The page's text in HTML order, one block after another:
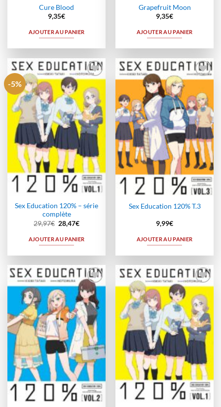
Cure Blood
9,35€
AJOUTER AU PANIER
Grapefruit Moon
9,35€
AJOUTER AU PANIER
-5%
à la
wishlist
Sex Education 120% – série
complète
29,97€ Le
prix
initial
était :
28,47€Le
actuel
est :
AJOUTER AU PANIER
wishlist
Sex Education 120% T.3
9,99€
AJOUTER AU PANIER
Ajouter
à la
wishlist
Ajouter
à la
wishlist